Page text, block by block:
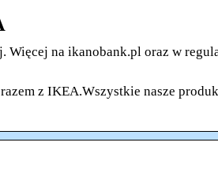
na ikanobank.pl oraz w
z IKEA.Wszystkie nasze